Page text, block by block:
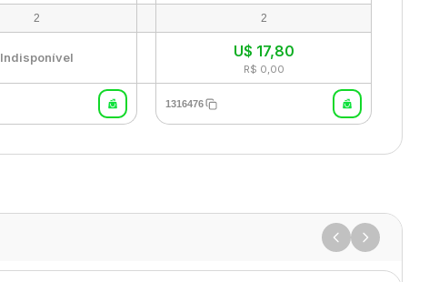
2 2
Indisponível U$ 17,80
R$ 0,00
1316476